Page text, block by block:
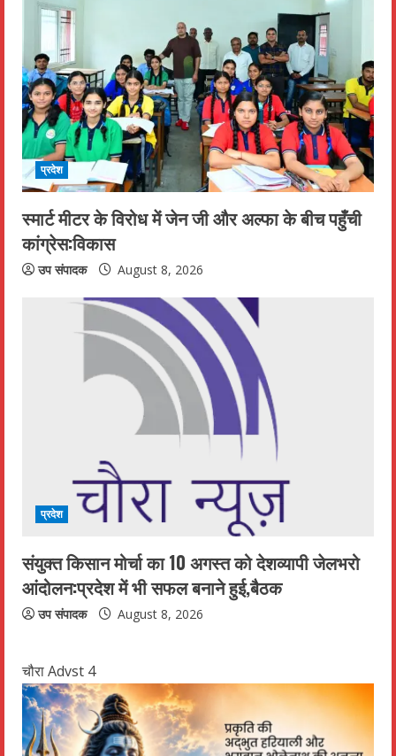
प्रदेश
स्मार्ट मीटर के विरोध में जेन जी और अल्फा के बीच पहुँची
कांग्रेस:विकास
उप संपादक August 8, 2026
प्रदेश
संयुक्त किसान मोर्चा का 10 अगस्त को देशव्यापी जेलभरो
आंदोलन:प्रदेश में भी सफल बनाने हुई,बैठक
उप संपादक August 8, 2026
चौरा Advst 4